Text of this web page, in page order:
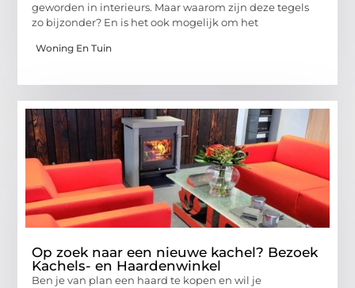
geworden in interieurs. Maar waarom zijn deze tegels
zo bijzonder? En is het ook mogelijk om het
Woning En Tuin
Op zoek naar een nieuwe kachel? Bezoek
Kachels- en Haardenwinkel
Ben je van plan een haard te kopen en wil je